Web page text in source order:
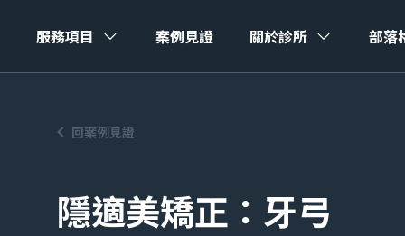
服務項目 案例見證 關於診所 部落
回案例見證
隱適美矯正：牙弓